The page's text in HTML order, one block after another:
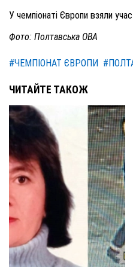
У чемпіонаті Європи взяли
Фото: Полтавська ОВА
#ЧЕМПІОНАТ ЄВРОПИ
ЧИТАЙТЕ ТАКОЖ